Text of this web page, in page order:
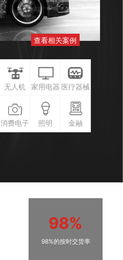
查看相关案例
无人机 家用电器 医疗器械
消费电子 照明 金融
98%
98%的按时交货率